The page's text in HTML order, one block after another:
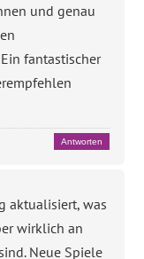
und genau
fantastischer
Antworten
aktualisiert, was
wirklich an
Neue Spiele